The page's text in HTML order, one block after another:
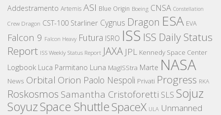
Addestramento Artemis ASI Blue Origin Boeing CNSA Constellation
Crew Dragon CST-100 Starliner Cygnus Dragon ESA EVA
Falcon 9 Falcon Heavy Futura ISRO ISS ISS Daily Status
Report ISS Weekly Status Report JAXA JPL Kennedy Space Center
Logbook Luca Parmitano Luna MagISStra Marte NASA
News Orbital Orion Paolo Nespoli Privati Progress RKA
Roskosmos Samantha Cristoforetti SLS Sojuz
SoyuzSpace ShuttleSpaceX ULA Unmanned